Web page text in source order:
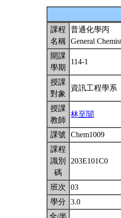
課程
名稱
普通化學丙
General
開課
學期
114-1
授課
對象
資訊工程學系
授課
教師
林至闓
課號
Chem1009
課程
識別
碼
203E101C0
班次
03
學分
3.0
全/半